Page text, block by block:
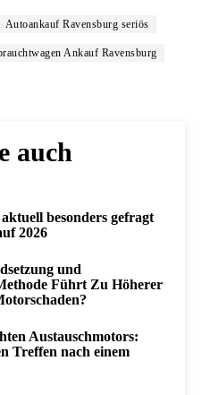
Autoankauf Ravensburg seriös
Ankauf Ravensburg
auch
besonders gefragt
2026
und
Führt Zu Höherer
Austauschmotors:
Treffen nach einem